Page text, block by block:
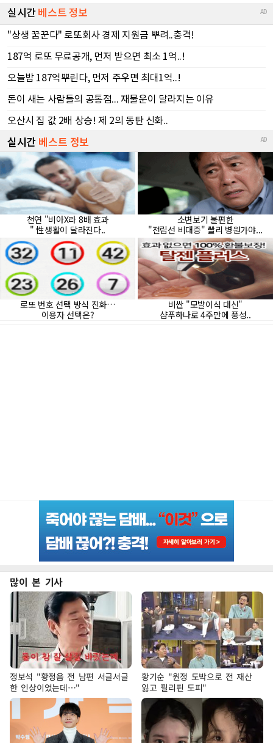
많이 본 기사
정보석 "황정음 전 남편 서글서글
한 인상이었는데…"
황기순 "원정 도박으로 전 재산
잃고 필리핀 도피"